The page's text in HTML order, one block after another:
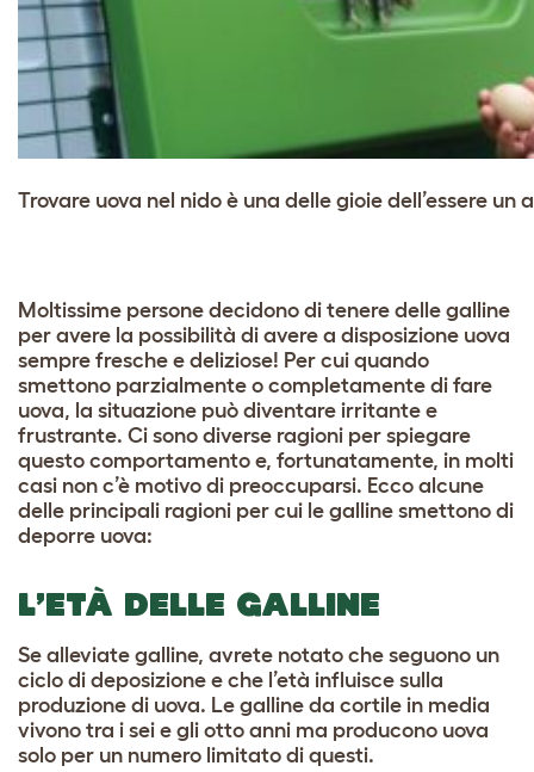
Trovare uova nel nido è una delle gioie dell’essere un
Moltissime persone decidono di tenere delle galline
per avere la possibilità di avere a disposizione uova
sempre fresche e deliziose! Per cui quando
smettono parzialmente o completamente di fare
uova, la situazione può diventare irritante e
frustrante. Ci sono diverse ragioni per spiegare
questo comportamento e, fortunatamente, in molti
casi non c’è motivo di preoccuparsi. Ecco alcune
delle principali ragioni per cui le galline smettono di
deporre uova:
L’ETÀ DELLE GALLINE
Se alleviate galline, avrete notato che seguono un
ciclo di deposizione e che l’età influisce sulla
produzione di uova. Le galline da cortile in media
vivono tra i sei e gli otto anni ma producono uova
solo per un numero limitato di questi.